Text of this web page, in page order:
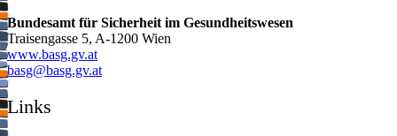
Bundesamt für Sicherheit im Gesundheitswesen
Traisengasse 5, A-1200 Wien
www.basg.gv.at
ta.vg.gsab@gsab
Links